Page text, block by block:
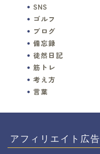
SNS
ゴルフ
ブログ
備忘録
徒然日記
筋トレ
考え方
言葉
アフィリエイト広告